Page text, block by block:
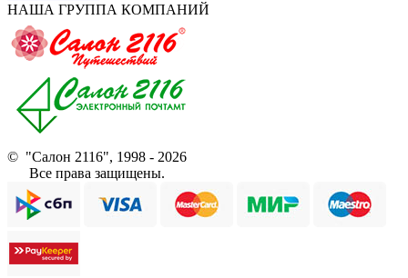
НАША ГРУППА КОМПАНИЙ
© "Салон 2116", 1998 - 2026
Все права защищены.